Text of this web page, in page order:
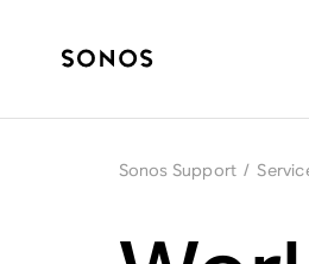
Sonos Support /